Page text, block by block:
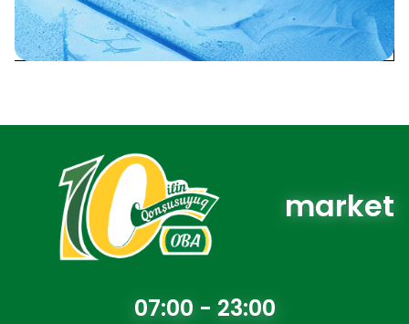
market
07:00 - 23:00